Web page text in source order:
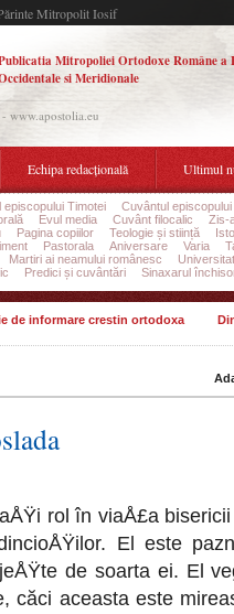
Mitropolit Iosif
Mitropoliei Ortodoxe Române a
si Meridionale
www.apostolia.eu
Echipa redacțională Ultimul
episcopului Timotei
Cuvântul episcopului
Evul media Cuvânt filocalic
Zis-
Pagina copiilor Teologie și stiință
Pastorala Aniversare Varia
Martiri ai neamului românesc
Predici și cuvântări
Sinaxarul
de informare crestin ortodoxa
rol în viaÅ£a
El este
de soarta ei. El
căci aceasta este